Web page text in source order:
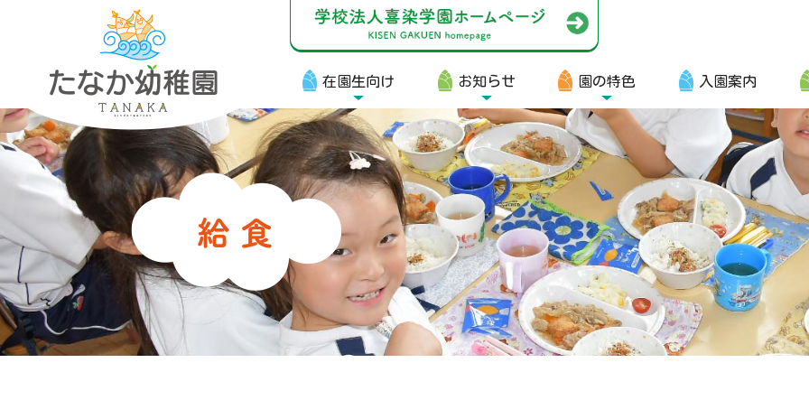
在園生向け お知らせ 園の特色 入園案内
在園生向け
・資料ダウンロード
・園からのお便り
・動画
・写真館（販売）
お知らせ
・ニュース